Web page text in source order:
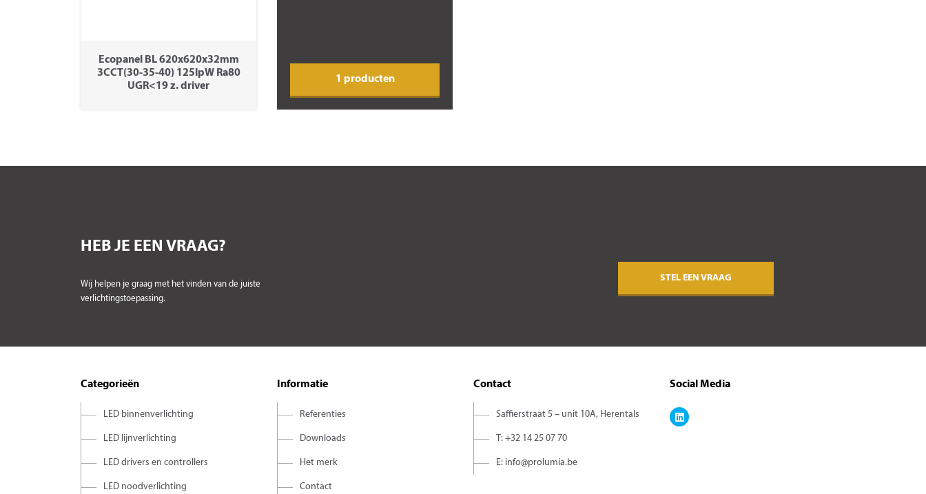
Ecopanel BL 620x620x32mm
3CCT(30-35-40) 125lpW Ra80
UGR<19 z. driver
1 producten
HEB JE EEN VRAAG?
Wij helpen je graag met het vinden van de juiste
verlichtingstoepassing.
STEL EEN VRAAG
Categorieën
LED binnenverlichting
LED lijnverlichting
LED drivers en controllers
LED noodverlichting
Informatie
Referenties
Downloads
Het merk
Contact
Contact
Saffierstraat 5 – unit 10A, Herentals
T: +32 14 25 07 70
E: info@prolumia.be
Social Media